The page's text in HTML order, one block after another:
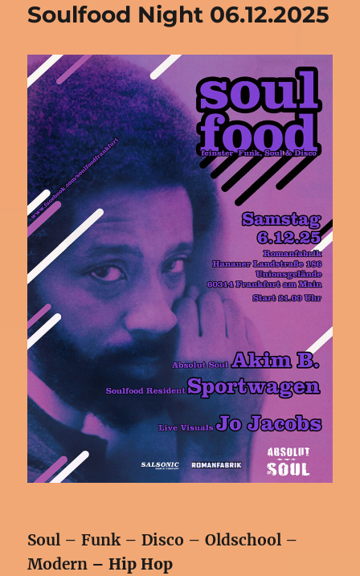
Soulfood Night 06.12.2025
Soul – Funk – Disco – Oldschool –
Modern – Hip Hop